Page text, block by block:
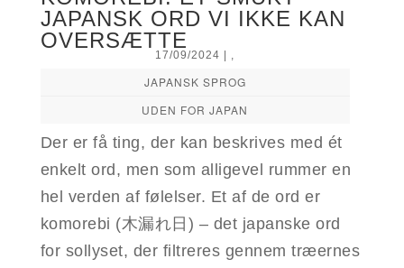
JAPANSK ORD VI IKKE KAN
OVERSÆTTE
17/09/2024
JAPANSK SPROG
,
UDEN FOR JAPAN
Der er få ting, der kan beskrives med ét
enkelt ord, men som alligevel rummer en
hel verden af følelser. Et af de ord er
komorebi (木漏れ日) – det japanske ord
for sollyset, der filtreres gennem træernes